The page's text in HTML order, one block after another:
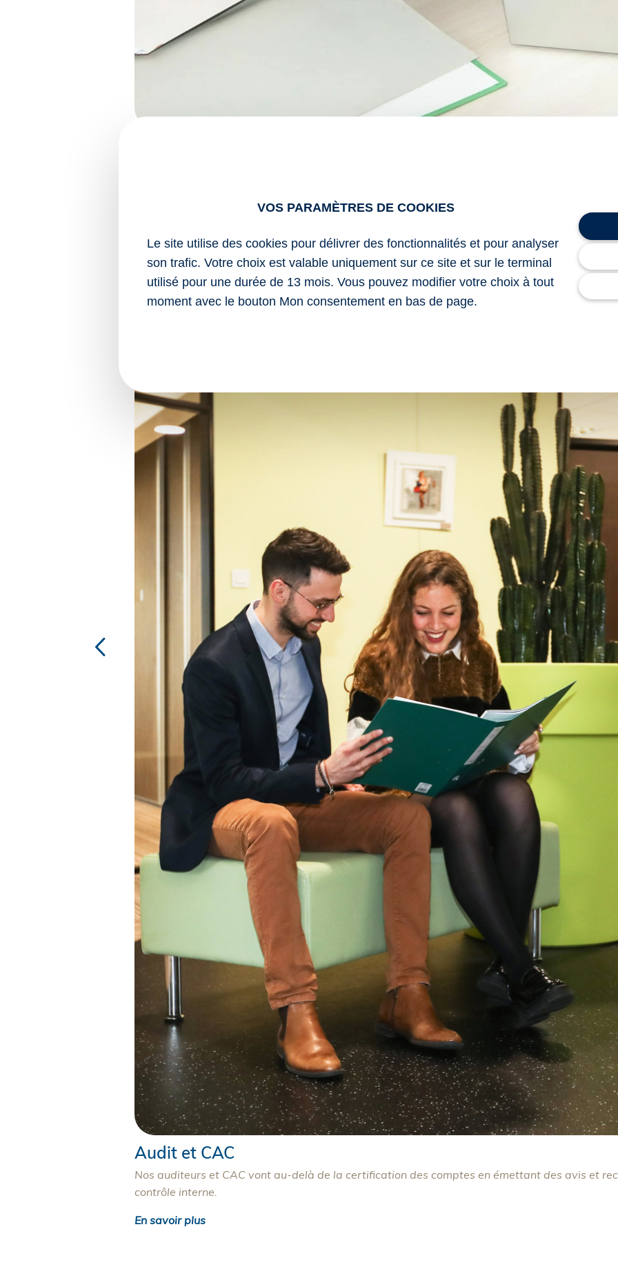
Audit et CAC
Nos auditeurs et CAC vont au-delà de la certification des comptes en émettant des avis et
contrôle interne.
En savoir plus
VOS PARAMÈTRES DE COOKIES
Le site utilise des cookies pour délivrer des fonctionnalités et pour analyser
son trafic. Votre choix est valable uniquement sur ce site et sur le terminal
utilisé pour une durée de 13 mois. Vous pouvez modifier votre choix à tout
moment avec le bouton Mon consentement en bas de page.